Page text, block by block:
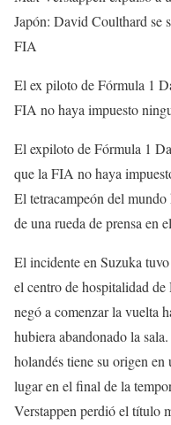
Japón: David Coulthard se
FIA
El ex piloto de Fórmula 1
FIA no haya impuesto
El expiloto de Fórmula 1
que la FIA no haya
El tetracampeón del
de una rueda de prensa en
El incidente en Suzuka
el centro de hospitalidad
negó a comenzar la vuelta
hubiera abandonado la
holandés tiene su origen
lugar en el final de la
Verstappen perdió el título